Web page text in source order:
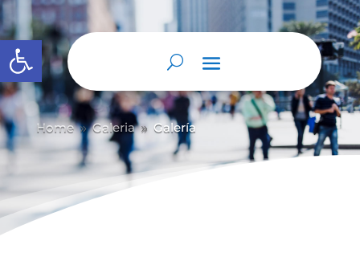
Abrir barra de herramientas
Home 9 Galeria 9 Galería